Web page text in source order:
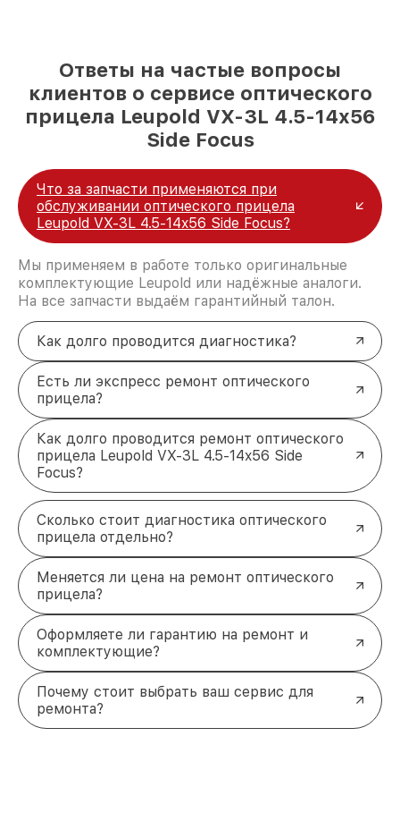
Ответы на частые вопросы
клиентов о сервисе оптического
прицела Leupold VX-3L 4.5-14x56
Side Focus
Что за запчасти применяются при
обслуживании оптического прицела
Leupold VX-3L 4.5-14x56 Side Focus?
Мы применяем в работе только оригинальные
комплектующие Leupold или надёжные аналоги.
На все запчасти выдаём гарантийный талон.
Как долго проводится диагностика?
Есть ли экспресс ремонт оптического
прицела?
Как долго проводится ремонт оптического
прицела Leupold VX-3L 4.5-14x56 Side
Focus?
Сколько стоит диагностика оптического
прицела отдельно?
Меняется ли цена на ремонт оптического
прицела?
Оформляете ли гарантию на ремонт и
комплектующие?
Почему стоит выбрать ваш сервис для
ремонта?